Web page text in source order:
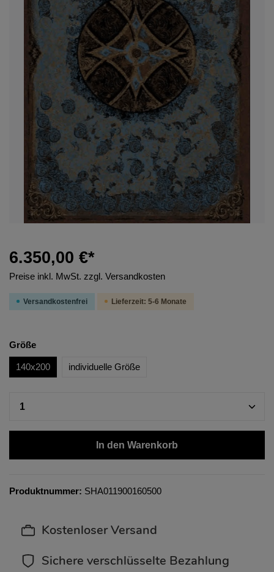
6.350,00 €*
Preise inkl. MwSt. zzgl. Versandkosten
Versandkostenfrei Lieferzeit: 5-6 Monate
Größe
140x200 individuelle Größe
In den Warenkorb
Produktnummer: SHA011900160500
Kostenloser Versand
Sichere verschlüsselte Bezahlung